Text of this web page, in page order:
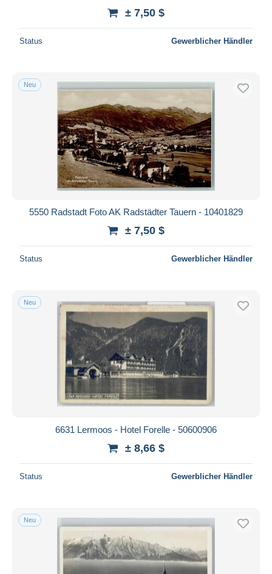
± 7,50 $
Status Gewerblicher Händler
Neu
5550 Radstadt Foto AK Radstädter Tauern - 10401829
± 7,50 $
Status Gewerblicher Händler
Neu
6631 Lermoos - Hotel Forelle - 50600906
± 8,66 $
Status Gewerblicher Händler
Neu